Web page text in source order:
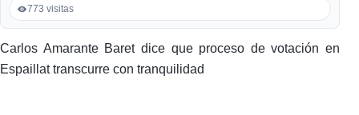
773 visitas
Carlos Amarante Baret dice que proceso de votación en
Espaillat transcurre con tranquilidad